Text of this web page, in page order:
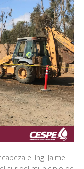
el Ing. Jaime